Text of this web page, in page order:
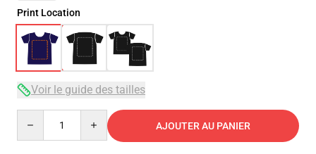
Print Location
Voir le guide des tailles
AJOUTER AU PANIER